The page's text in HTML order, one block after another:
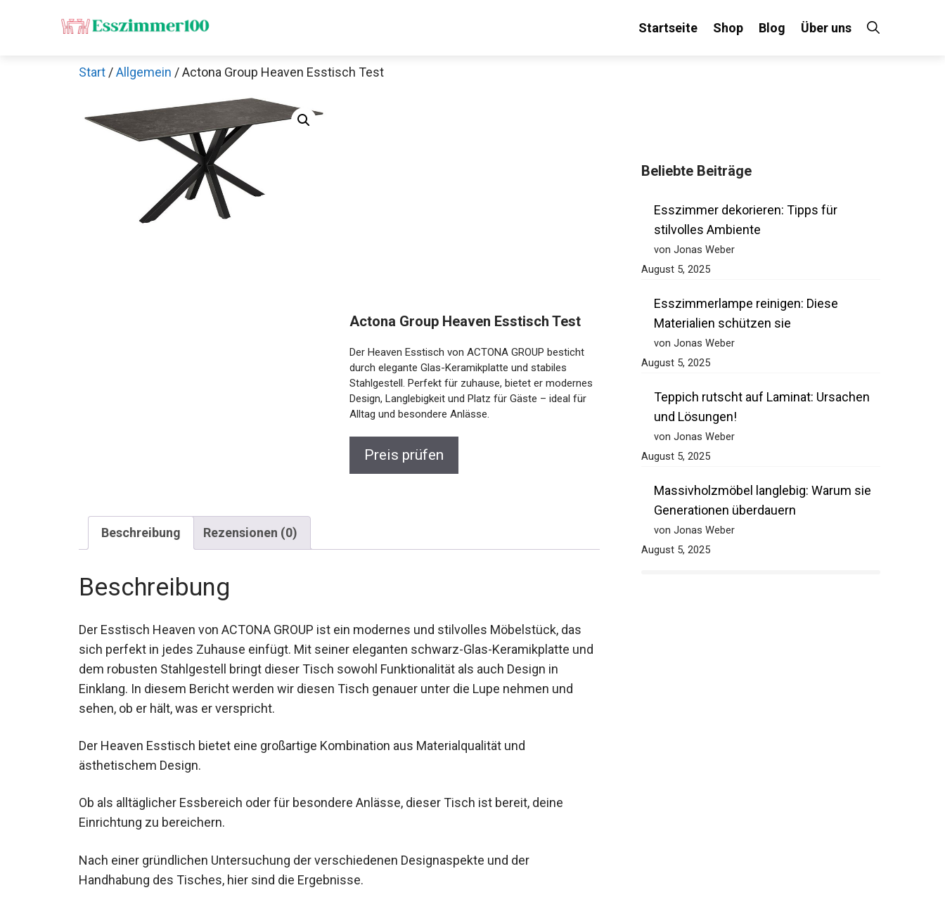
Startseite Shop Blog Über uns
Start /Allgemein / Actona Group Heaven Esstisch Test
Actona Group Heaven Esstisch Test
Der Heaven Esstisch von ACTONA GROUP besticht
durch elegante Glas-Keramikplatte und stabiles
Stahlgestell. Perfekt für zuhause, bietet er modernes
Design, Langlebigkeit und Platz für Gäste – ideal für
Alltag und besondere Anlässe.
Preis prüfen
Beschreibung Rezensionen (0)
Beschreibung
Der Esstisch Heaven von ACTONA GROUP ist ein modernes und stilvolles Möbelstück, das
sich perfekt in jedes Zuhause einfügt. Mit seiner eleganten schwarz-Glas-Keramikplatte und
dem robusten Stahlgestell bringt dieser Tisch sowohl Funktionalität als auch Design in
Einklang. In diesem Bericht werden wir diesen Tisch genauer unter die Lupe nehmen und
sehen, ob er hält, was er verspricht.
Der Heaven Esstisch bietet eine großartige Kombination aus Materialqualität und
ästhetischem Design.
Ob als alltäglicher Essbereich oder für besondere Anlässe, dieser Tisch ist bereit, deine
Einrichtung zu bereichern.
Nach einer gründlichen Untersuchung der verschiedenen Designaspekte und der
Handhabung des Tisches, hier sind die Ergebnisse.
Beliebte Beiträge
Esszimmer dekorieren: Tipps für
stilvolles Ambiente
von Jonas Weber
August 5, 2025
Esszimmerlampe reinigen: Diese
Materialien schützen sie
von Jonas Weber
August 5, 2025
Teppich rutscht auf Laminat: Ursachen
und Lösungen!
von Jonas Weber
August 5, 2025
Massivholzmöbel langlebig: Warum sie
Generationen überdauern
von Jonas Weber
August 5, 2025